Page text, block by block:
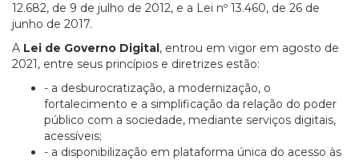
12.682, de 9 de julho de 2012, e a Lei nº 13.460, de 26 de
junho de 2017.
A Lei de Governo Digital, entrou em vigor em agosto de
2021, entre seus princípios e diretrizes estão:
- a desburocratização, a modernização, o
fortalecimento e a simplificação da relação do poder
público com a sociedade, mediante serviços digitais,
acessíveis;
- a disponibilização em plataforma única do acesso às